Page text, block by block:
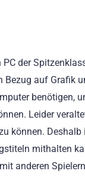
PC der
auf Grafik
benötigen,
Leider
können.
mithalten
anderen